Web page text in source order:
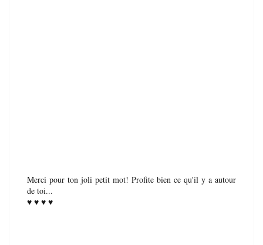
Merci pour ton joli petit mot! Profite bien ce qu'il y a autour
de toi...
♥ ♥ ♥ ♥